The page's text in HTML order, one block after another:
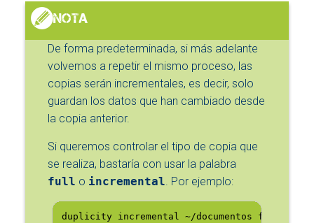
De forma predeterminada, si más adelante
volvemos a repetir el mismo proceso, las
copias serán incrementales, es decir, solo
guardan los datos que han cambiado desde
la copia anterior.
Si queremos controlar el tipo de copia que
se realiza, bastaría con usar la palabra
full o incremental. Por ejemplo:
duplicity incremental ~/documentos file:///